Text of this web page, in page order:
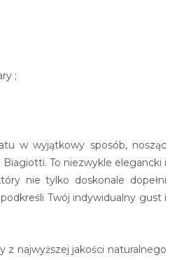
;
w wyjątkowy sposób, nosząc
To niezwykle elegancki i
nie tylko doskonale dopełni
Twój indywidualny gust i
z najwyższej jakości naturalnego